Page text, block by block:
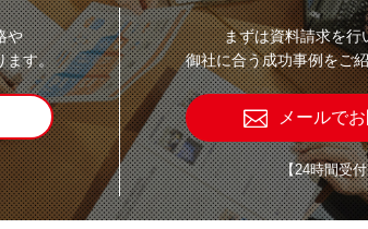
や
ます。
まずは資料請求を行
御社に合う成功事例をご
メールで
【24時間受